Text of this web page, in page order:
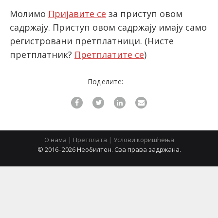
latinica
Молимо Пријавите се за приступ овом
садржају. Приступ овом садржају имају само
регистровани претплатници. (Нисте
претплатник? Претплатите се)
Поделите:
О нама | Претплата | Услови коришћења
© 2016–2026 Необилтен. Сва права задржана.